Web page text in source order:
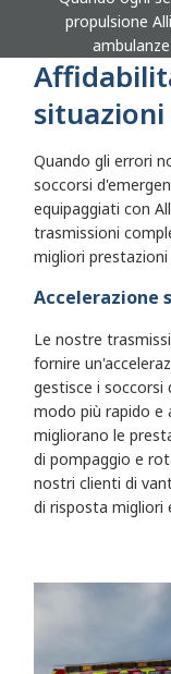
propulsione
Quando gli errori
soccorsi
equipaggiati con
trasmissioni
migliori
Accelerazione
Le nostre
fornire
gestisce i soccorsi
modo più rapido e
migliorano le
di pompaggio e
nostri clienti di
di risposta migliori